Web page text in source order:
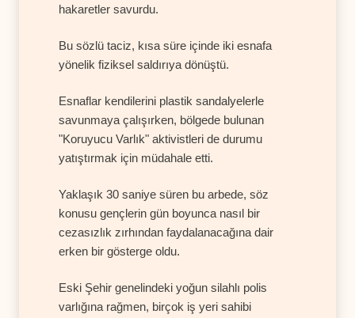
hakaretler savurdu.
Bu sözlü taciz, kısa süre içinde iki esnafa
yönelik fiziksel saldırıya dönüştü.
Esnaflar kendilerini plastik sandalyelerle
savunmaya çalışırken, bölgede bulunan
"Koruyucu Varlık" aktivistleri de durumu
yatıştırmak için müdahale etti.
Yaklaşık 30 saniye süren bu arbede, söz
konusu gençlerin gün boyunca nasıl bir
cezasızlık zırhından faydalanacağına dair
erken bir gösterge oldu.
Eski Şehir genelindeki yoğun silahlı polis
varlığına rağmen, birçok iş yeri sahibi